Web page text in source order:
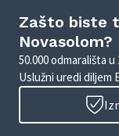
Zašto biste
Novasolom?
50.000 odmarališta u
Uslužni uredi diljem